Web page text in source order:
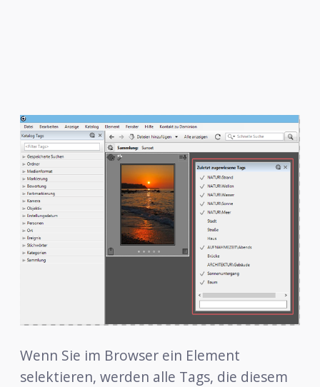
Wenn Sie im Browser ein Element
selektieren, werden alle Tags, die diesem